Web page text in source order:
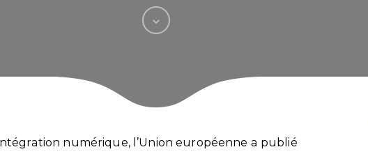
numérique, l’Union européenne a publié